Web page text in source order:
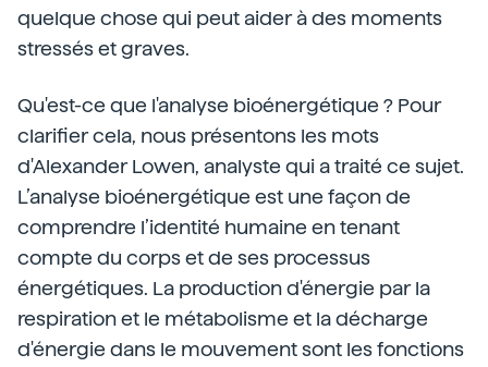
quelque chose qui peut aider à des moments
stressés et graves.
Qu'est-ce que l'analyse bioénergétique ? Pour
clarifier cela, nous présentons les mots
d'Alexander Lowen, analyste qui a traité ce sujet.
L’analyse bioénergétique est une façon de
comprendre l’identité humaine en tenant
compte du corps et de ses processus
énergétiques. La production d'énergie par la
respiration et le métabolisme et la décharge
d'énergie dans le mouvement sont les fonctions